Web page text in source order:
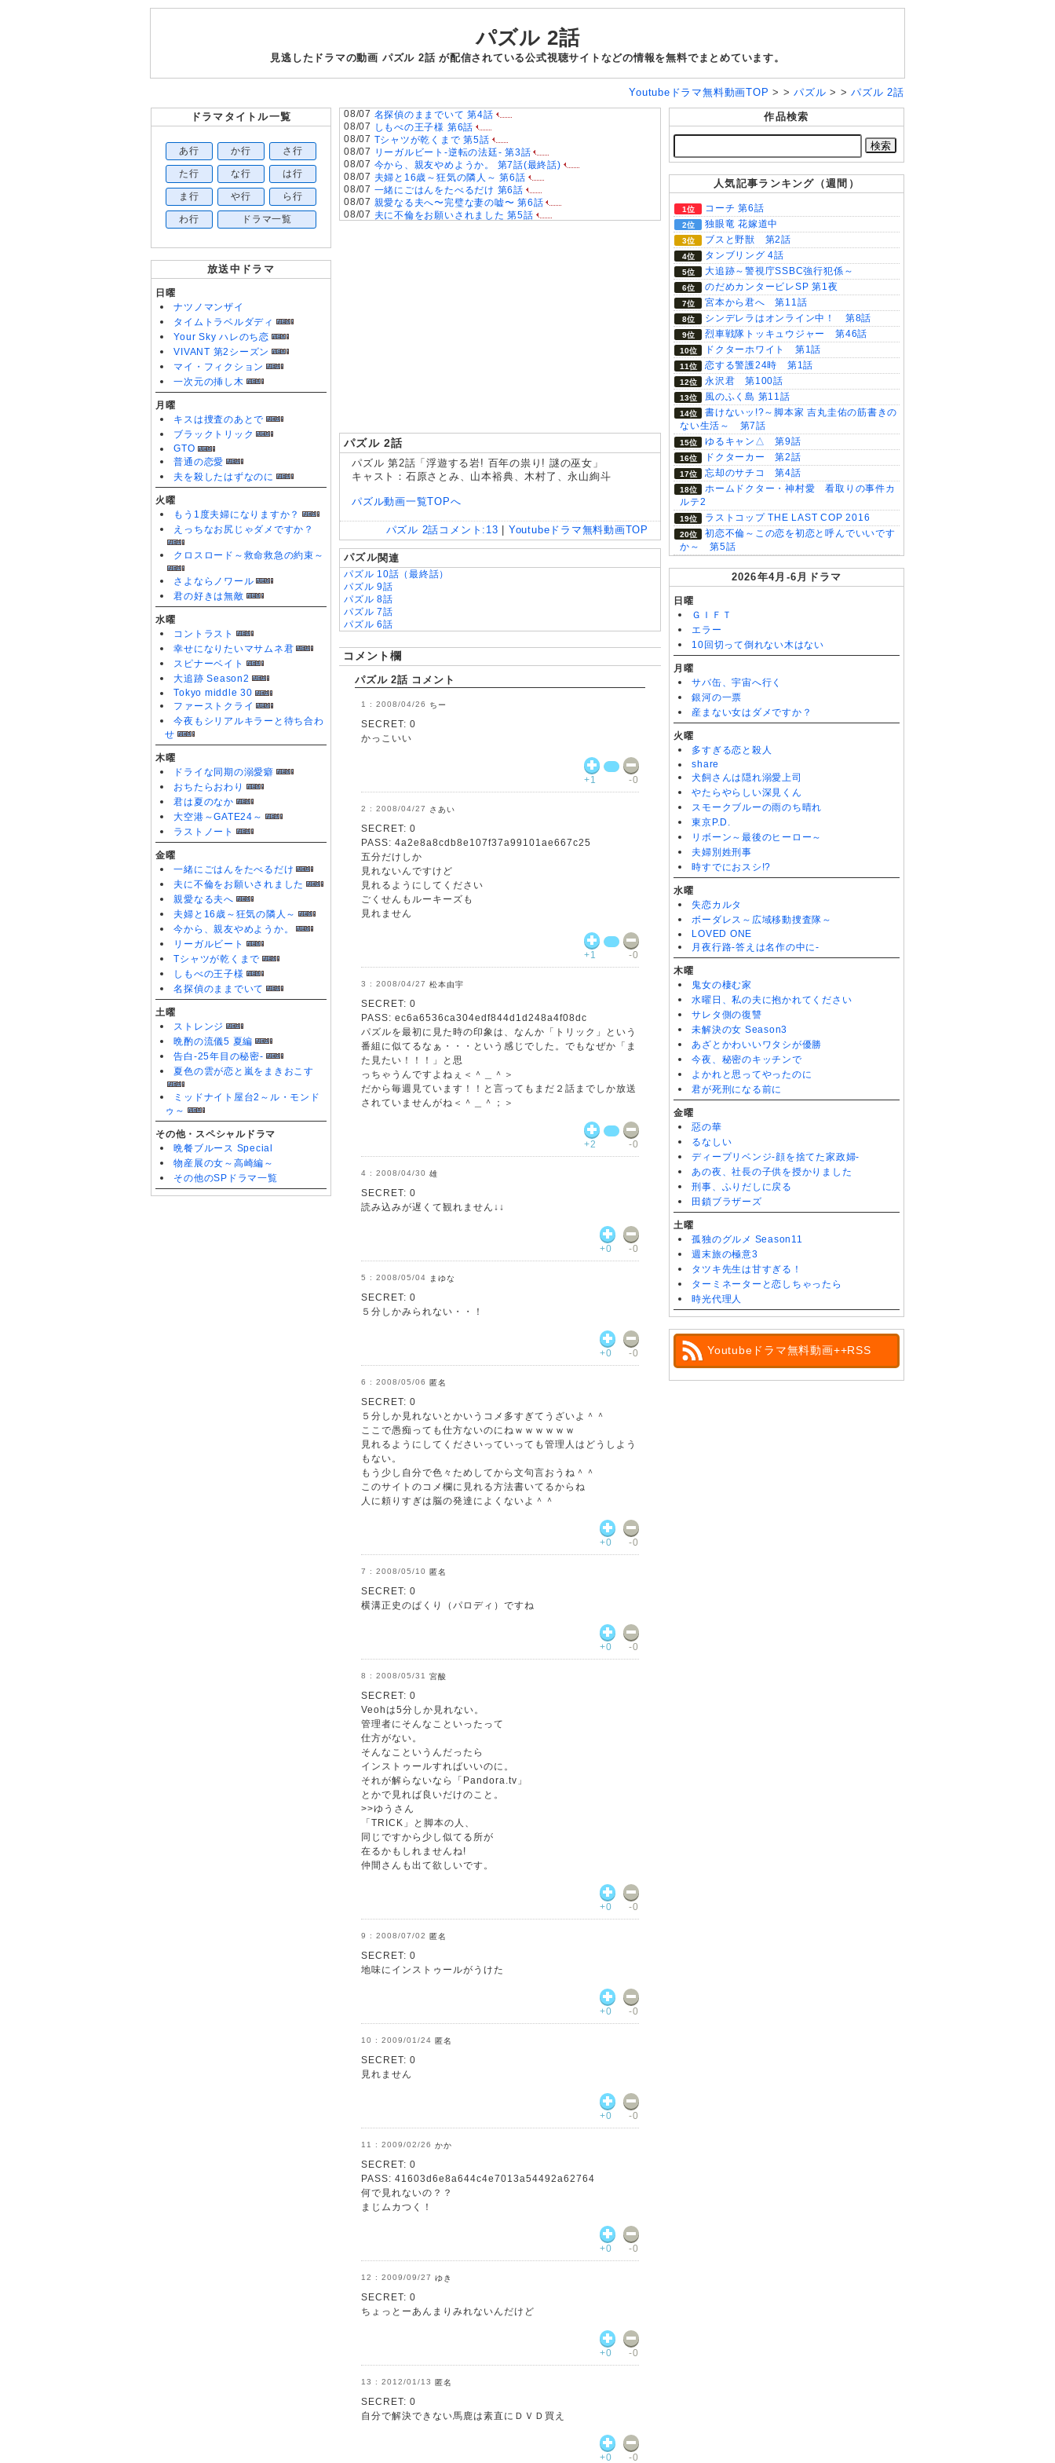
パズル 2話
見逃したドラマの動画 パズル 2話 が配信されている公式視聴サイトなどの情報を無料でまとめています。
Youtubeドラマ無料動画TOP> >パズル> >パズル 2話
ドラマタイトル一覧
あ行 か行 さ行
た行 な行 は行
ま行 や行 ら行
わ行 ドラマ一覧
放送中ドラマ
日曜
ナツノマンザイ
タイムトラベルダディ
Your Sky ハレのち恋
VIVANT 第2シーズン
マイ・フィクション
一次元の挿し木
月曜
キスは捜査のあとで
ブラックトリック
GTO
普通の恋愛
夫を殺したはずなのに
火曜
もう1度夫婦になりますか？
えっちなお尻じゃダメですか？
クロスロード～救命救急の約束～
さよならノワール
君の好きは無敵
水曜
コントラスト
幸せになりたいマサムネ君
スピナーベイト
大追跡 Season2
Tokyo middle 30
ファーストクライ
今夜もシリアルキラーと待ち合わ
せ
木曜
ドライな同期の溺愛癖
おちたらおわり
君は夏のなか
大空港～GATE24～
ラストノート
金曜
一緒にごはんをたべるだけ
夫に不倫をお願いされました
親愛なる夫へ
夫婦と16歳～狂気の隣人～
今から、親友やめようか。
リーガルビート
Tシャツが乾くまで
しもべの王子様
名探偵のままでいて
土曜
ストレンジ
晩酌の流儀5 夏編
告白-25年目の秘密-
夏色の雲が恋と嵐をまきおこす
ミッドナイト屋台2～ル・モンド
ゥ～
その他・スペシャルドラマ
晩餐ブルース Special
物産展の女～高崎編～
その他のSPドラマ一覧
08/07 名探偵のままでいて 第4話
08/07
しもべの王子様 第6話
08/07 Tシャツが乾くまで 第5話
08/07
リーガルビート-逆転の法廷- 第3話
08/07 今から、親友やめようか。 第7話(最終話)
08/07 夫婦と16歳～狂気の隣人～ 第6話
08/07 一緒にごはんをたべるだけ 第6話
08/07 親愛なる夫へ〜完璧な妻の嘘〜 第6話
08/07 夫に不倫をお願いされました 第5話
パズル 2話
パズル 第2話「浮遊する岩! 百年の祟り! 謎の巫女」
キャスト：石原さとみ、山本裕典、木村了、永山絢斗
パズル動画一覧TOPへ
パズル 2話 コメント: 13 Youtubeドラマ無料動画TOP
パズル関連
パズル 10話（最終話）
パズル 9話
パズル 8話
パズル 7話
パズル 6話
パズル 4話
パズル 3話
パズル
パズル 1話
コメント欄
パズル 2話 コメント
2008/04/26 ちー
SECRET: 0
かっこいい
+1 -0
2008/04/27 さあい
SECRET: 0
PASS: 4a2e8a8cdb8e107f37a99101ae667c25
五分だけしか
見れないんですけど
見れるようにしてください
ごくせんもルーキーズも
見れません
+1 -0
2008/04/27 松本由宇
SECRET: 0
PASS: ec6a6536ca304edf844d1d248a4f08dc
パズルを最初に見た時の印象は、なんか「トリック」という
番組に似てるなぁ・・・という感じでした。でもなぜか「ま
た見たい！！！」と思
っちゃうんですよねぇ＜＾＿＾＞
だから毎週見ています！！と言ってもまだ２話までしか放送
されていませんがね＜＾＿＾；＞
+2 -0
2008/04/30 雄
SECRET: 0
読み込みが遅くて観れません↓↓
+0 -0
2008/05/04 まゆな
SECRET: 0
５分しかみられない・・！
+0 -0
2008/05/06 匿名
SECRET: 0
５分しか見れないとかいうコメ多すぎてうざいよ＾＾
ここで愚痴っても仕方ないのにねｗｗｗｗｗｗ
見れるようにしてくださいっていっても管理人はどうしよう
もない。
もう少し自分で色々ためしてから文句言おうね＾＾
このサイトのコメ欄に見れる方法書いてるからね
人に頼りすぎは脳の発達によくないよ＾＾
+0 -0
2008/05/10 匿名
SECRET: 0
横溝正史のぱくり（パロディ）ですね
+0 -0
2008/05/31 宮酸
SECRET: 0
Veohは5分しか見れない。
管理者にそんなこといったって
仕方がない。
そんなこというんだったら
インストゥールすればいいのに。
それが解らないなら「Pandora.tv」
とかで見れば良いだけのこと。
>>ゆうさん
「TRICK」と脚本の人、
同じですから少し似てる所が
在るかもしれませんね!
仲間さんも出て欲しいです。
+0 -0
2008/07/02 匿名
SECRET: 0
地味にインストゥールがうけた
+0 -0
2009/01/24 匿名
SECRET: 0
見れません
+0 -0
2009/02/26 かか
SECRET: 0
PASS: 41603d6e8a644c4e7013a54492a62764
何で見れないの？？
まじムカつく！
+0 -0
2009/09/27 ゆき
SECRET: 0
ちょっとーあんまりみれないんだけど
+0 -0
2012/01/13 匿名
SECRET: 0
自分で解決できない馬鹿は素直にＤＶＤ買え
+0 -0
作品検索
人気記事ランキング（週間）
コーチ 第6話
独眼竜 花嫁道中
ブスと野獣 第2話
タンブリング 4話
大追跡～警視庁SSBC強行犯係～
のだめカンタービレSP 第1夜
宮本から君へ 第11話
シンデレラはオンライン中！ 第8話
烈車戦隊トッキュウジャー 第46話
ドクターホワイト 第1話
恋する警護24時 第1話
永沢君 第100話
風のふく島 第11話
書けないッ!?～脚本家 吉丸圭佑の筋書きの
ない生活～ 第7話
ゆるキャン△ 第9話
ドクターカー 第2話
忘却のサチコ 第4話
ホームドクター・神村愛 看取りの事件カ
ルテ2
ラストコップ THE LAST COP 2016
初恋不倫～この恋を初恋と呼んでいいです
か～ 第5話
2026年4月-6月ドラマ
日曜
ＧＩＦＴ
エラー
10回切って倒れない木はない
月曜
サバ缶、宇宙へ行く
銀河の一票
産まない女はダメですか？
火曜
多すぎる恋と殺人
share
犬飼さんは隠れ溺愛上司
やたらやらしい深見くん
スモークブルーの雨のち晴れ
東京P.D.
リボーン～最後のヒーロー～
夫婦別姓刑事
時すでにおスシ!?
水曜
失恋カルタ
ボーダレス～広域移動捜査隊～
LOVED ONE
月夜行路-答えは名作の中に-
木曜
鬼女の棲む家
水曜日、私の夫に抱かれてください
サレタ側の復讐
未解決の女 Season3
あざとかわいいワタシが優勝
今夜、秘密のキッチンで
よかれと思ってやったのに
君が死刑になる前に
金曜
惡の華
るなしい
ディープリベンジ-顔を捨てた家政婦-
あの夜、社長の子供を授かりました
刑事、ふりだしに戻る
田鎖ブラザーズ
土曜
孤独のグルメ Season11
週末旅の極意3
タツキ先生は甘すぎる！
ターミネーターと恋しちゃったら
時光代理人
Youtubeドラマ無料動画++RSS